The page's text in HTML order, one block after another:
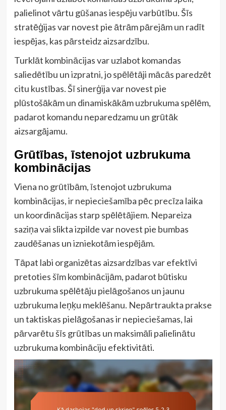
palielinot vārtu gūšanas iespēju varbūtību. Šīs
stratēģijas var novest pie ātrām pārejām un radīt
iespējas, kas pārsteidz aizsardzību.
Turklāt kombinācijas var uzlabot komandas
saliedētību un izpratni, jo spēlētāji mācās paredzēt
citu kustības. Šī sinerģija var novest pie
plūstošākām un dinamiskākām uzbrukuma spēlēm,
padarot komandu neparedzamu un grūtāk
aizsargājamu.
Grūtības, īstenojot uzbrukuma
kombinācijas
Viena no grūtībām, īstenojot uzbrukuma
kombinācijas, ir nepieciešamība pēc precīza laika
un koordinācijas starp spēlētājiem. Nepareiza
saziņa vai slikta izpilde var novest pie bumbas
zaudēšanas un izniekotām iespējām.
Tāpat labi organizētas aizsardzības var efektīvi
pretoties šīm kombinācijām, padarot būtisku
uzbrukuma spēlētāju pielāgošanos un jaunu
uzbrukuma leņķu meklēšanu. Nepārtraukta prakse
un taktiskas pielāgošanas ir nepieciešamas, lai
pārvarētu šīs grūtības un maksimāli palielinātu
uzbrukuma kombināciju efektivitāti.